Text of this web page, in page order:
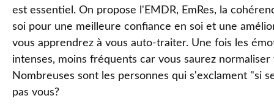
est essentiel. On propose l'EMDR, EmRes, la
soi pour une meilleure confiance en soi et une
vous apprendrez à vous auto-traiter. Une fois les
intenses, moins fréquents car vous saurez
Nombreuses sont les personnes qui s'exclament "si
pas vous?